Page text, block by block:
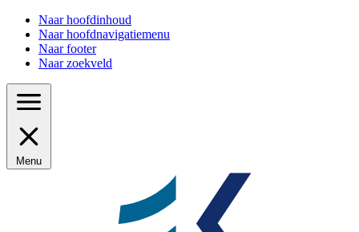
Naar hoofdinhoud
Naar hoofdnavigatiemenu
Naar footer
Naar zoekveld
Menu